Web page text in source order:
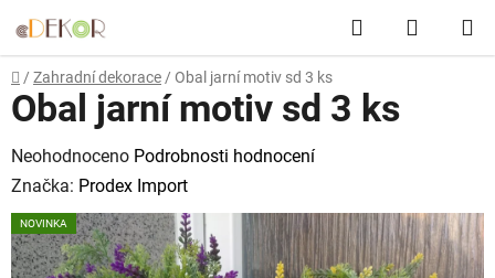
na
obsah
Hledat
KOŠÍK
Domů
/ Zahradní dekorace / Obal jarní motiv sd 3 ks
Obal jarní motiv sd 3 ks
Průměrné
hodnocení
produktu
je
Neohodnoceno Podrobnosti hodnocení
Značka: Prodex Import
NOVINKA